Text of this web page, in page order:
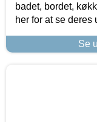
badet, bordet,
her for at se deres
Se